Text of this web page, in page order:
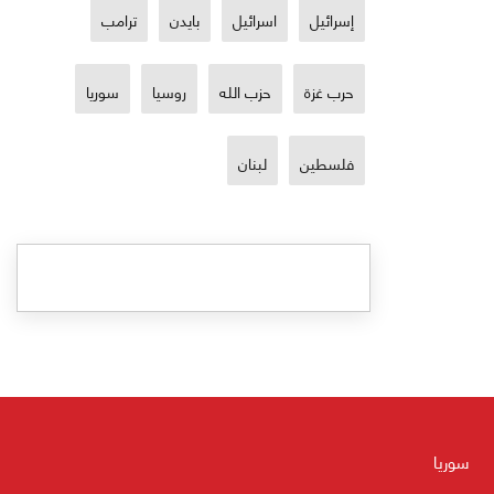
إسرائيل اسرائيل بايدن ترامب
حرب غزة حزب الله روسيا سوريا
فلسطين لبنان
سوريا